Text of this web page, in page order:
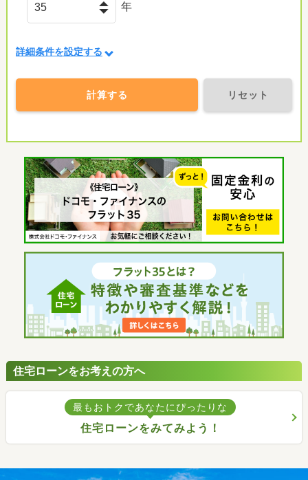
年
詳細条件を設定する
計算する リセット
住宅ローンをお考えの方へ
最もおトクであなたにぴったりな
住宅ローンをみてみよう！